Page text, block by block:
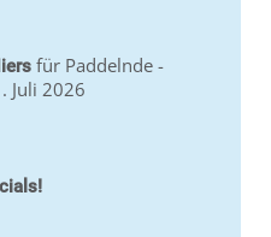
für Paddelnde -
Juli 2026